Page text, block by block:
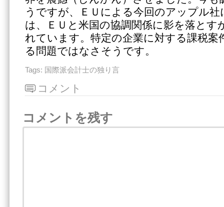
うですが、ＥＵによる今回のアップル社
は、ＥＵと米国の協調関係に影を落とす
れています。特定の企業に対する課税案
る問題ではなさそうです。
Tags: 国際派会計士の独り言
コメント
コメントを残す